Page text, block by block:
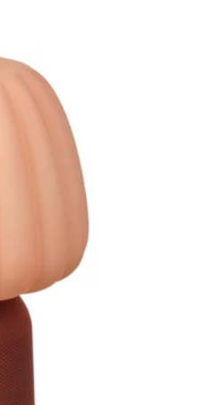
impermeable/azul